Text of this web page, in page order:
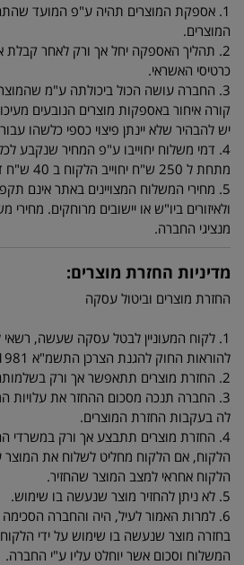
1. אספקת המוצרים תהיה ע"פ המועד
המוצרים.
2. תהליך האספקה יחל אך ורק לאחר
כרטיסי האשראי.
3. החברה עושה הכול ביכולתה ע"מ
קורה איחור באספקות מוצרים הנובעים
יש להבהיר שלא יינתן פיצוי כספי כלשהו
4. דמי משלוח יחוייבו ע"פ המחיר שנקבע
מתחת ל 250 ש"ח יחוייב הלקוח ב 40 ש"ח דמי משלוח.
5. מחירי המשלוח המצויינים באתר אינם
ולאיזורים ביו"ש או יישובים מרוחקים. מחירי
מנציגי החברה.
מדיניות החזרת מוצרים:
החזרת מוצרים וביטול עסקה
1. לקוח המעוניין לבטל עסקה שעשה,
להוראות החוק להגנת הצרכן התשמ"א 1981.
2. החזרת מוצרים תתאפשר אך ורק בשלמותם ובאריזתם המקורית.
3. החברה תנכה מסכום ההחזר את עלויות
לה בעקבות החזרת המוצרים.
4. החזרת מוצרים תתבצע אך ורק במשרדי
הלקוח, אם הלקוח מחליט לשלוח את המוצר
הלקוח אחראי למצב המוצר שהחזיר.
5. לא ניתן להחזיר מוצר שנעשה בו שימוש.
6. למרות האמור לעיל, היה והחברה
בחזרה מוצר שנעשה בו שימוש על ידי הלקוח
המשלוח וסכום אשר יוחלט עליו ע"י החברה.